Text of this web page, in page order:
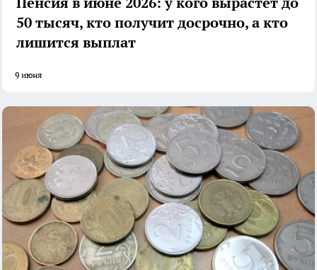
50 тысяч, кто получит досрочно, а кто
лишится выплат
9 июня